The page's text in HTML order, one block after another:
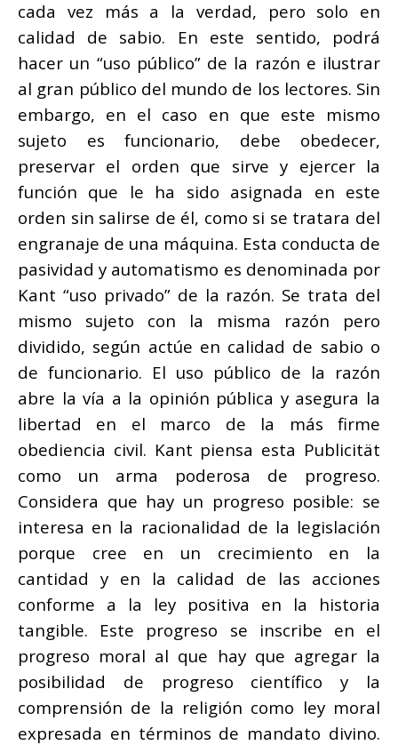
cada vez más a la verdad, pero solo en
calidad de sabio. En este sentido, podrá
hacer un “uso público” de la razón e ilustrar
al gran público del mundo de los lectores. Sin
embargo, en el caso en que este mismo
sujeto es funcionario, debe obedecer,
preservar el orden que sirve y ejercer la
función que le ha sido asignada en este
orden sin salirse de él, como si se tratara del
engranaje de una máquina. Esta conducta de
pasividad y automatismo es denominada por
Kant “uso privado” de la razón. Se trata del
mismo sujeto con la misma razón pero
dividido, según actúe en calidad de sabio o
de funcionario. El uso público de la razón
abre la vía a la opinión pública y asegura la
libertad en el marco de la más firme
obediencia civil. Kant piensa esta Publicität
como un arma poderosa de progreso.
Considera que hay un progreso posible: se
interesa en la racionalidad de la legislación
porque cree en un crecimiento en la
cantidad y en la calidad de las acciones
conforme a la ley positiva en la historia
tangible. Este progreso se inscribe en el
progreso moral al que hay que agregar la
posibilidad de progreso científico y la
comprensión de la religión como ley moral
expresada en términos de mandato divino.